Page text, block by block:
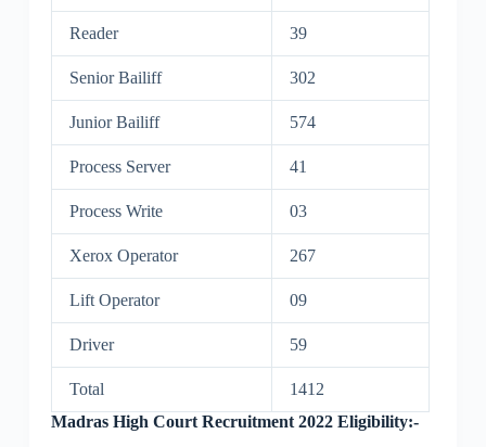
Reader 39
Senior Bailiff 302
Junior Bailiff 574
Process Server 41
Process Write 03
Xerox Operator 267
Lift Operator 09
Driver 59
Total
1412
Madras High Court Recruitment 2022 Eligibility:-